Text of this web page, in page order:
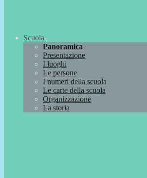
Scuola
Panoramica
Presentazione
I luoghi
Le persone
I numeri della scuola
Le carte della scuola
Organizzazione
La storia